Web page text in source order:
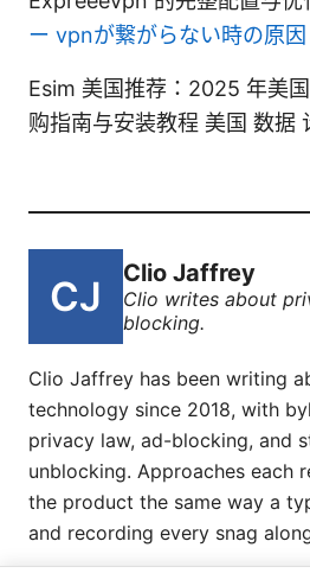
ー vpnが繋がらない時の原
Esim 美国推荐：2025 年美
购指南与安装教程 美国 数据
Clio Jaffrey
Clio writes about
blocking.
Clio Jaffrey has been writing
technology since 2018, with
privacy law, ad-blocking, and
unblocking. Approaches each
the product the same way a
and recording every snag